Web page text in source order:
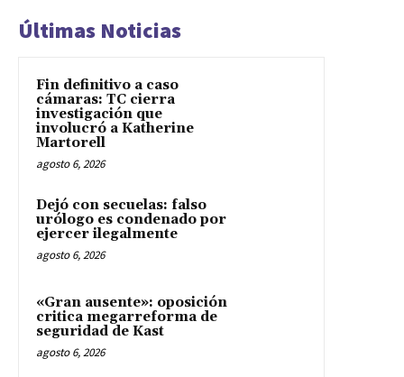
Últimas Noticias
Fin definitivo a caso
cámaras: TC cierra
investigación que
involucró a Katherine
Martorell
agosto 6, 2026
Dejó con secuelas: falso
urólogo es condenado por
ejercer ilegalmente
agosto 6, 2026
«Gran ausente»: oposición
critica megarreforma de
seguridad de Kast
agosto 6, 2026